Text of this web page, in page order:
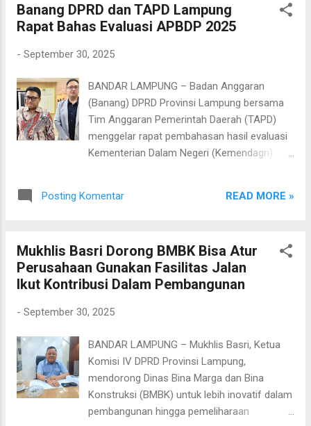
(1/10/2025). Nasrullah Yusuf menjelaskan
pembangunan Masjid Al Hijrah dilaksanakan
ruang ibadah dalam masjid, tempat wudu,
telah dibuat ruang VIP, ruang imam dan
perkantoran dilengkapi dapur, tempat wudu,
dan kamar mandi. Untuk menambah
keindahan di halaman masjid dibuat taman
bulevar dan telah dipasang lampu tenaga
Teknokrat Indonesia. Selanjutnya sebagai
pembangunan tersebut, dari awal pembang...
Banang DPRD dan TAPD Lampung
Rapat Bahas Evaluasi APBDP 2025
- September 30, 2025
BANDAR LAMPUNG – Badan Anggaran
(Banang) DPRD Provinsi Lampung bersama
Tim Anggaran Pemerintah Daerah (TAPD)
menggelar rapat pembahasan hasil evaluasi
Kementerian Dalam Negeri (Kemendagri)
Anggaran 2025, Selasa (30/9/2025). Selain
perubahan penjabaran APBD 2025. Ketua
Banang yang juga Ketua DPRD Lampung
Ahmad Giri Akbar mengatakan ada sejumlah
Salah satunya mengenai persoalan retensi
memberikan jawaban bagaimana proses
retensi bisa diselesaikan oleh OPD,” jelas Giri.
Ia juga menyoroti adanya ketidaksesuaian
antara Rencana Kerja Pemerintah Daerah
(RKPD), Kebijakan Umum Anggaran dan
Posting Komentar READ MORE »
Mukhlis Basri Dorong BMBK Bisa Atur
Perusahaan Gunakan Fasilitas Jalan
Ikut Kontribusi Dalam Pembangunan
- September 30, 2025
BANDAR LAMPUNG – Mukhlis Basri, Ketua
Komisi IV DPRD Provinsi Lampung,
mendorong Dinas Bina Marga dan Bina
Konstruksi (BMBK) untuk lebih inovatif dalam
pembangunan hingga pemeliharaan